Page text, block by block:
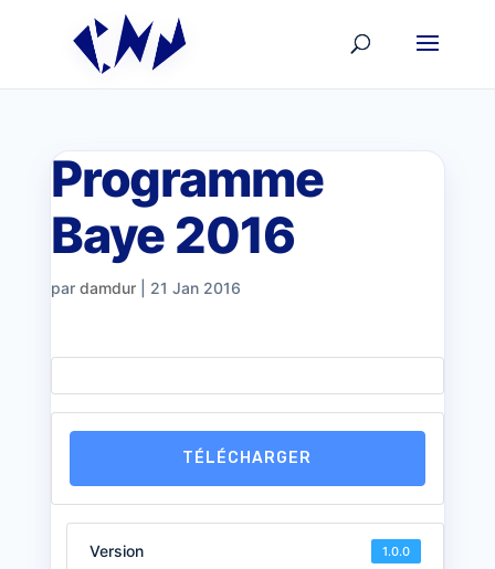
Programme
Baye 2016
par damdur| 21 Jan 2016
TÉLÉCHARGER
Version 1.0.0